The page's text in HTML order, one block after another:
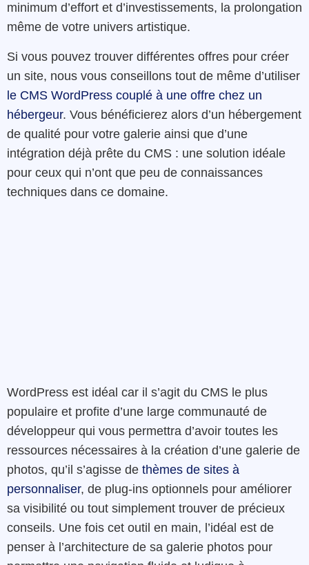
minimum d’effort et d’investissements, la prolongation
même de votre univers artistique.
Si vous pouvez trouver différentes offres pour créer
un site, nous vous conseillons tout de même d’utiliser
le CMS WordPress couplé à une offre chez un
hébergeur. Vous bénéficierez alors d’un hébergement
de qualité pour votre galerie ainsi que d’une
intégration déjà prête du CMS : une solution idéale
pour ceux qui n’ont que peu de connaissances
techniques dans ce domaine.
WordPress est idéal car il s’agit du CMS le plus
populaire et profite d’une large communauté de
développeur qui vous permettra d’avoir toutes les
ressources nécessaires à la création d’une galerie de
photos, qu’il s’agisse de thèmes de sites à
personnaliser, de plug-ins optionnels pour améliorer
sa visibilité ou tout simplement trouver de précieux
conseils. Une fois cet outil en main, l’idéal est de
penser à l’architecture de sa galerie photos pour